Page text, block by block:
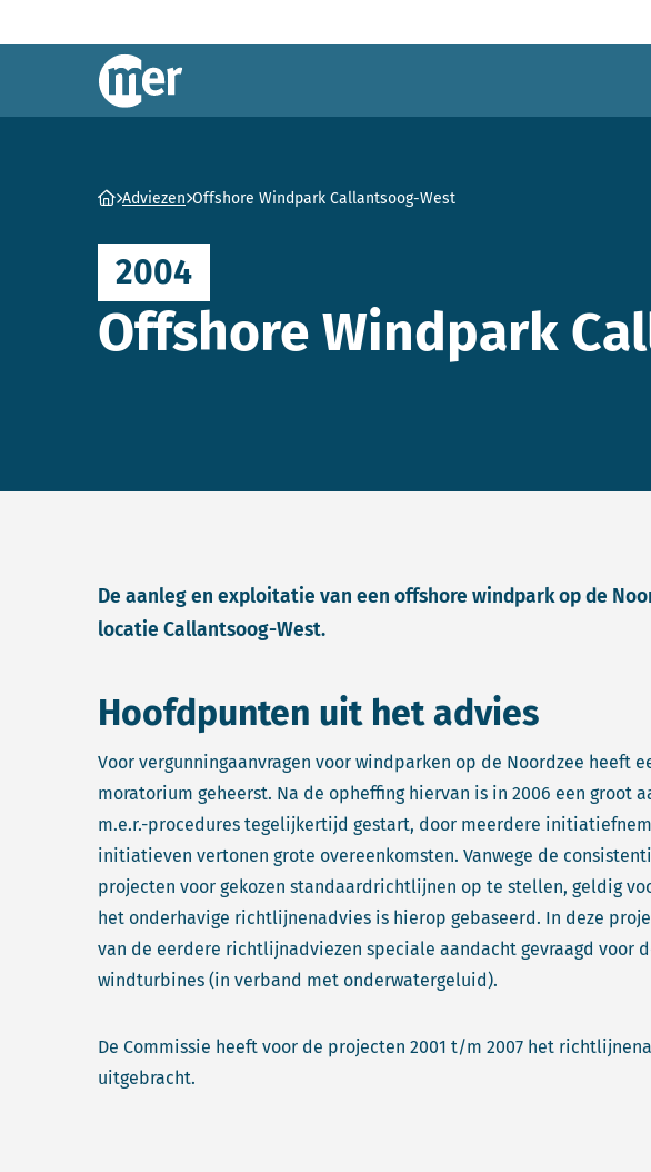
Commissie mer
Ga naar homepage
Adviezen Offshore Windpark Callantsoog-West
2004
Offshore Windpark
De aanleg en exploitatie van een offshore windpark op de
locatie Callantsoog-West.
Hoofdpunten uit het advies
Voor vergunningaanvragen voor windparken op de Noordzee heeft
moratorium geheerst. Na de opheffing hiervan is in 2006 een groot
m.e.r.-procedures tegelijkertijd gestart, door meerdere
initiatieven vertonen grote overeenkomsten. Vanwege de
projecten voor gekozen standaardrichtlijnen op te stellen, geldig
het onderhavige richtlijnenadvies is hierop gebaseerd. In deze
van de eerdere richtlijnadviezen speciale aandacht gevraagd voor
windturbines (in verband met onderwatergeluid).
De Commissie heeft voor de projecten 2001 t/m 2007 het
uitgebracht.